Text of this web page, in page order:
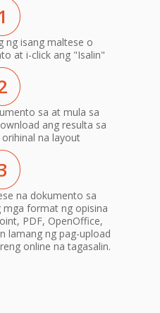
ng isang maltese o
at i-click ang "Isalin"
sa at mula sa
ang resulta sa
na layout
na dokumento sa
mga format ng opisina
PDF, OpenOffice,
lamang ng pag-upload
online na tagasalin.